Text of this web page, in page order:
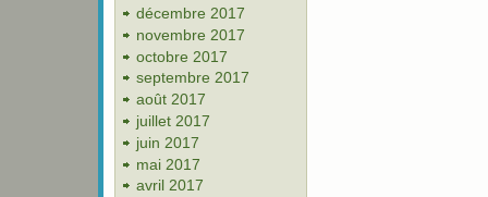
décembre 2017
novembre 2017
octobre 2017
septembre 2017
août 2017
juillet 2017
juin 2017
mai 2017
avril 2017